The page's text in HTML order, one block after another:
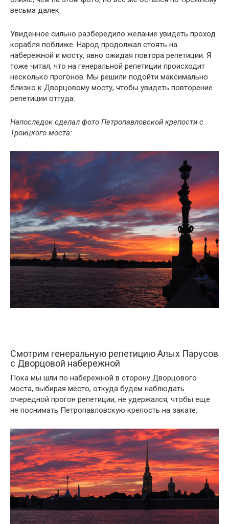
весьма далек.
Увиденное сильно разбередило желание увидеть проход
корабля поближе. Народ продолжал стоять на
набережной и мосту, явно ожидая повтора репетиции. Я
тоже читал, что на генеральной репетиции происходит
несколько прогонов. Мы решили подойти максимально
близко к Дворцовому мосту, чтобы увидеть повторение
репетиции оттуда.
Напоследок сделал фото Петропавловской крепости с
Троицкого моста:
Смотрим генеральную репетицию Алых Парусов
с Дворцовой набережной
Пока мы шли по набережной в сторону Дворцового
моста, выбирая место, откуда будем наблюдать
очередной прогон репетиции, не удержался, чтобы еще
не поснимать Петропавловскую крепость на закате: